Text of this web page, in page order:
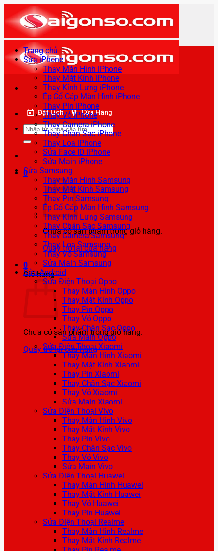
qua
nội
dung
Đặt Lịch Cửa Hàng
Tìm
kiếm:
0
Chưa có sản phẩm trong giỏ hàng.
Quay trở lại cửa hàng
0
Giỏ hàng
Chưa có sản phẩm trong giỏ hàng.
Quay trở lại cửa hàng
Trang chủ
Sửa iPhone
Thay Màn Hình iPhone
Thay Mặt Kính iPhone
Thay Kính Lưng iPhone
Ép Cổ Cáp Màn Hình iPhone
Thay Pin iPhone
Thay Vỏ iPhone
Thay Camera iPhone
Thay Chân Sạc iPhone
Thay Loa iPhone
Sửa Face ID iPhone
Sửa Main iPhone
Sửa Samsung
Thay Màn Hình Samsung
Thay Mặt Kính Samsung
Thay Pin Samsung
Ép Cổ Cáp Màn Hình Samsung
Thay Kính Lưng Samsung
Thay Chân Sạc Samsung
Thay Camera Samsung
Thay Loa Samsung
Thay Vỏ Samsung
Sửa Main Samsung
Sửa Android
Sửa Điện Thoại Oppo
Thay Màn Hình Oppo
Thay Mặt Kính Oppo
Thay Pin Oppo
Thay Vỏ Oppo
Thay Chân Sạc Oppo
Sửa Main Oppo
Sửa Điện Thoại Xiaomi
Thay Màn Hình Xiaomi
Thay Mặt Kính Xiaomi
Thay Pin Xiaomi
Thay Chân Sạc Xiaomi
Thay Vỏ Xiaomi
Sửa Main Xiaomi
Sửa Điện Thoại Vivo
Thay Màn Hình Vivo
Thay Mặt Kính Vivo
Thay Pin Vivo
Thay Chân Sạc Vivo
Thay Vỏ Vivo
Sửa Main Vivo
Sửa Điện Thoại Huawei
Thay Màn Hình Huawei
Thay Mặt Kính Huawei
Thay Vỏ Huawei
Thay Pin Huawei
Sửa Điện Thoại Realme
Thay Màn Hình Realme
Thay Mặt Kính Realme